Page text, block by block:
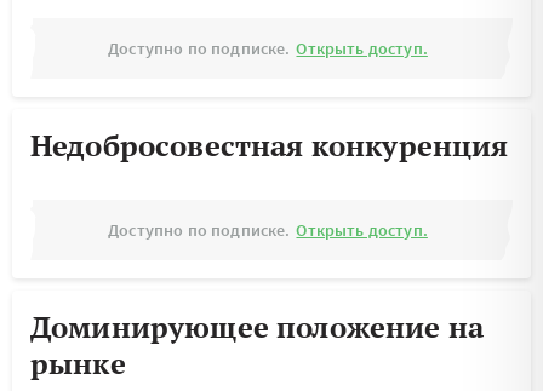
Доступно по подписке. Открыть доступ.
Недобросовестная конкуренция
Доступно по подписке. Открыть доступ.
Доминирующее положение на
рынке